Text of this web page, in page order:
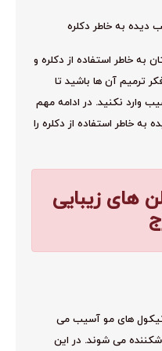
دیده به خاطر دکلره
به خاطر استفاده از دکلره و
ترمیم آن ها باشید تا
وارد نکنید. در ادامه مهم
خاطر استفاده از دکلره را
های زیبایی
های مو آسیب می
می شوند. در این